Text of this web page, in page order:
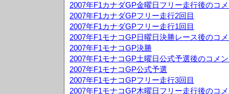
2007年F1カナダGP金曜日フリー走行後のコ
2007年F1カナダGPフリー走行2回目
2007年F1カナダGPフリー走行1回目
2007年F1モナコGP日曜日決勝レース後のコ
2007年F1モナコGP決勝
2007年F1モナコGP土曜日公式予選後のコメ
2007年F1モナコGP公式予選
2007年F1モナコGPフリー走行3回目
2007年F1モナコGP木曜日フリー走行後のコ